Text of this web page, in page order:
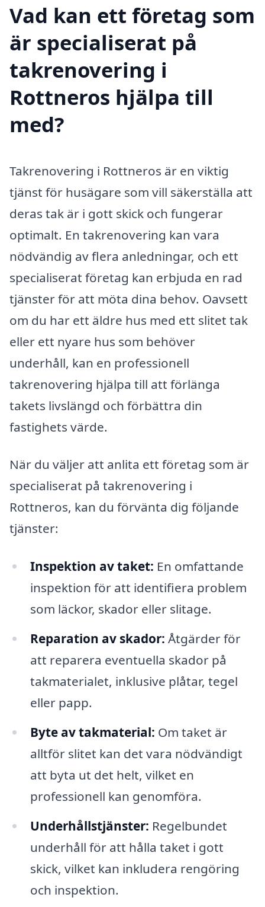
Vad kan ett företag som
är specialiserat på
takrenovering i
Rottneros hjälpa till
med?
Takrenovering i Rottneros är en viktig
tjänst för husägare som vill säkerställa att
deras tak är i gott skick och fungerar
optimalt. En takrenovering kan vara
nödvändig av flera anledningar, och ett
specialiserat företag kan erbjuda en rad
tjänster för att möta dina behov. Oavsett
om du har ett äldre hus med ett slitet tak
eller ett nyare hus som behöver
underhåll, kan en professionell
takrenovering hjälpa till att förlänga
takets livslängd och förbättra din
fastighets värde.
När du väljer att anlita ett företag som är
specialiserat på takrenovering i
Rottneros, kan du förvänta dig följande
tjänster:
Inspektion av taket: En omfattande
inspektion för att identifiera problem
som läckor, skador eller slitage.
Reparation av skador: Åtgärder för
att reparera eventuella skador på
takmaterialet, inklusive plåtar, tegel
eller papp.
Byte av takmaterial: Om taket är
alltför slitet kan det vara nödvändigt
att byta ut det helt, vilket en
professionell kan genomföra.
Underhållstjänster: Regelbundet
underhåll för att hålla taket i gott
skick, vilket kan inkludera rengöring
och inspektion.